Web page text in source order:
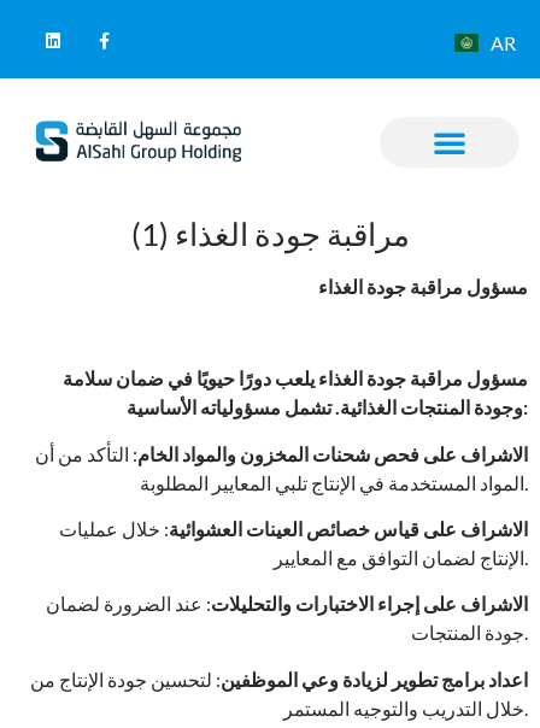
AR
مراقبة جودة الغذاء (1)
مسؤول مراقبة جودة الغذاء
مسؤول مراقبة جودة الغذاء يلعب دورًا حيويًا في ضمان سلامة
وجودة المنتجات الغذائية. تشمل مسؤولياته الأساسية:
الاشراف على فحص شحنات المخزون والمواد الخام: التأكد من أن
الاشراف على قياس خصائص العينات العشوائية: خلال عمليات
الإنتاج لضمان التوافق مع المعايير.
الاشراف على إجراء الاختبارات والتحليلات: عند الضرورة لضمان
جودة المنتجات.
اعداد برامج تطوير لزيادة وعي الموظفين: لتحسين جودة الإنتاج من
خلال التدريب والتوجيه المستمر.